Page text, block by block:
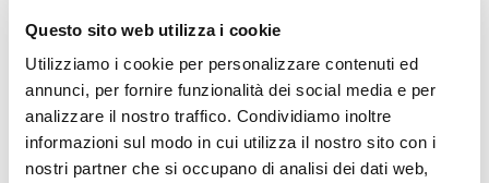
Questo sito web utilizza i cookie
Utilizziamo i cookie per personalizzare contenuti ed
annunci, per fornire funzionalità dei social media e per
analizzare il nostro traffico. Condividiamo inoltre
informazioni sul modo in cui utilizza il nostro sito con i
nostri partner che si occupano di analisi dei dati web,
Correlati